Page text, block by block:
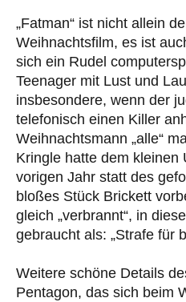
„Fatman“ ist nicht allein
Weihnachtsfilm, es ist
sich ein Rudel
Teenager mit Lust und
insbesondere, wenn der
telefonisch einen Killer
Weihnachtsmann „alle“
Kringle hatte dem kleinen
vorigen Jahr statt des
bloßes Stück Brickett
gleich „verbrannt“, in
gebraucht als: „Strafe für
Weitere schöne Details
Pentagon, das sich beim